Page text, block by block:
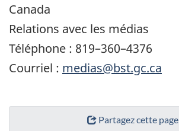
Canada
Relations avec les médias
Téléphone : 819–360–4376
Courriel : medias@bst.gc.ca
Partagez cette page